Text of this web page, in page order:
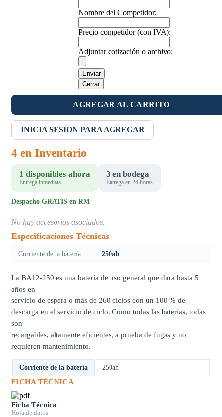
Nombre del Competidor:
Precio competidor (con IVA):
Adjuntar cotización o archivo:
Enviar
Cerrar
AGREGAR AL CARRITO
INICIA SESION PARA AGREGAR
4 en Inventario
1 disponibles ahora
Entrega inmediata
3 en bodega
Entrega en 24 horas
Despacho GRATIS en RM
No hay accesorios asociados.
Especificaciones Técnicas
Corriente de la batería 250ah
La BA12-250 es una batería de uso general que dura hasta 5
años en
servicio de espera o más de 260 ciclos con un 100 % de
descarga en el servicio de ciclo. Como todas las baterías, todas
son
recargables, altamente eficientes, a prueba de fugas y no
requieren mantenimiento.
Corriente de la batería 250ah
FICHA TÉCNICA
Ficha Técnica
Hoja de datos